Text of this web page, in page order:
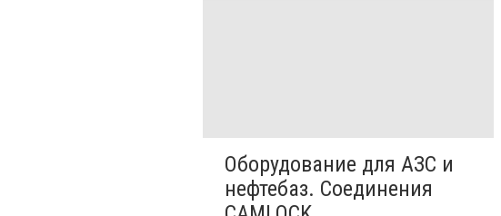
Оборудование для АЗС и
нефтебаз. Соединения